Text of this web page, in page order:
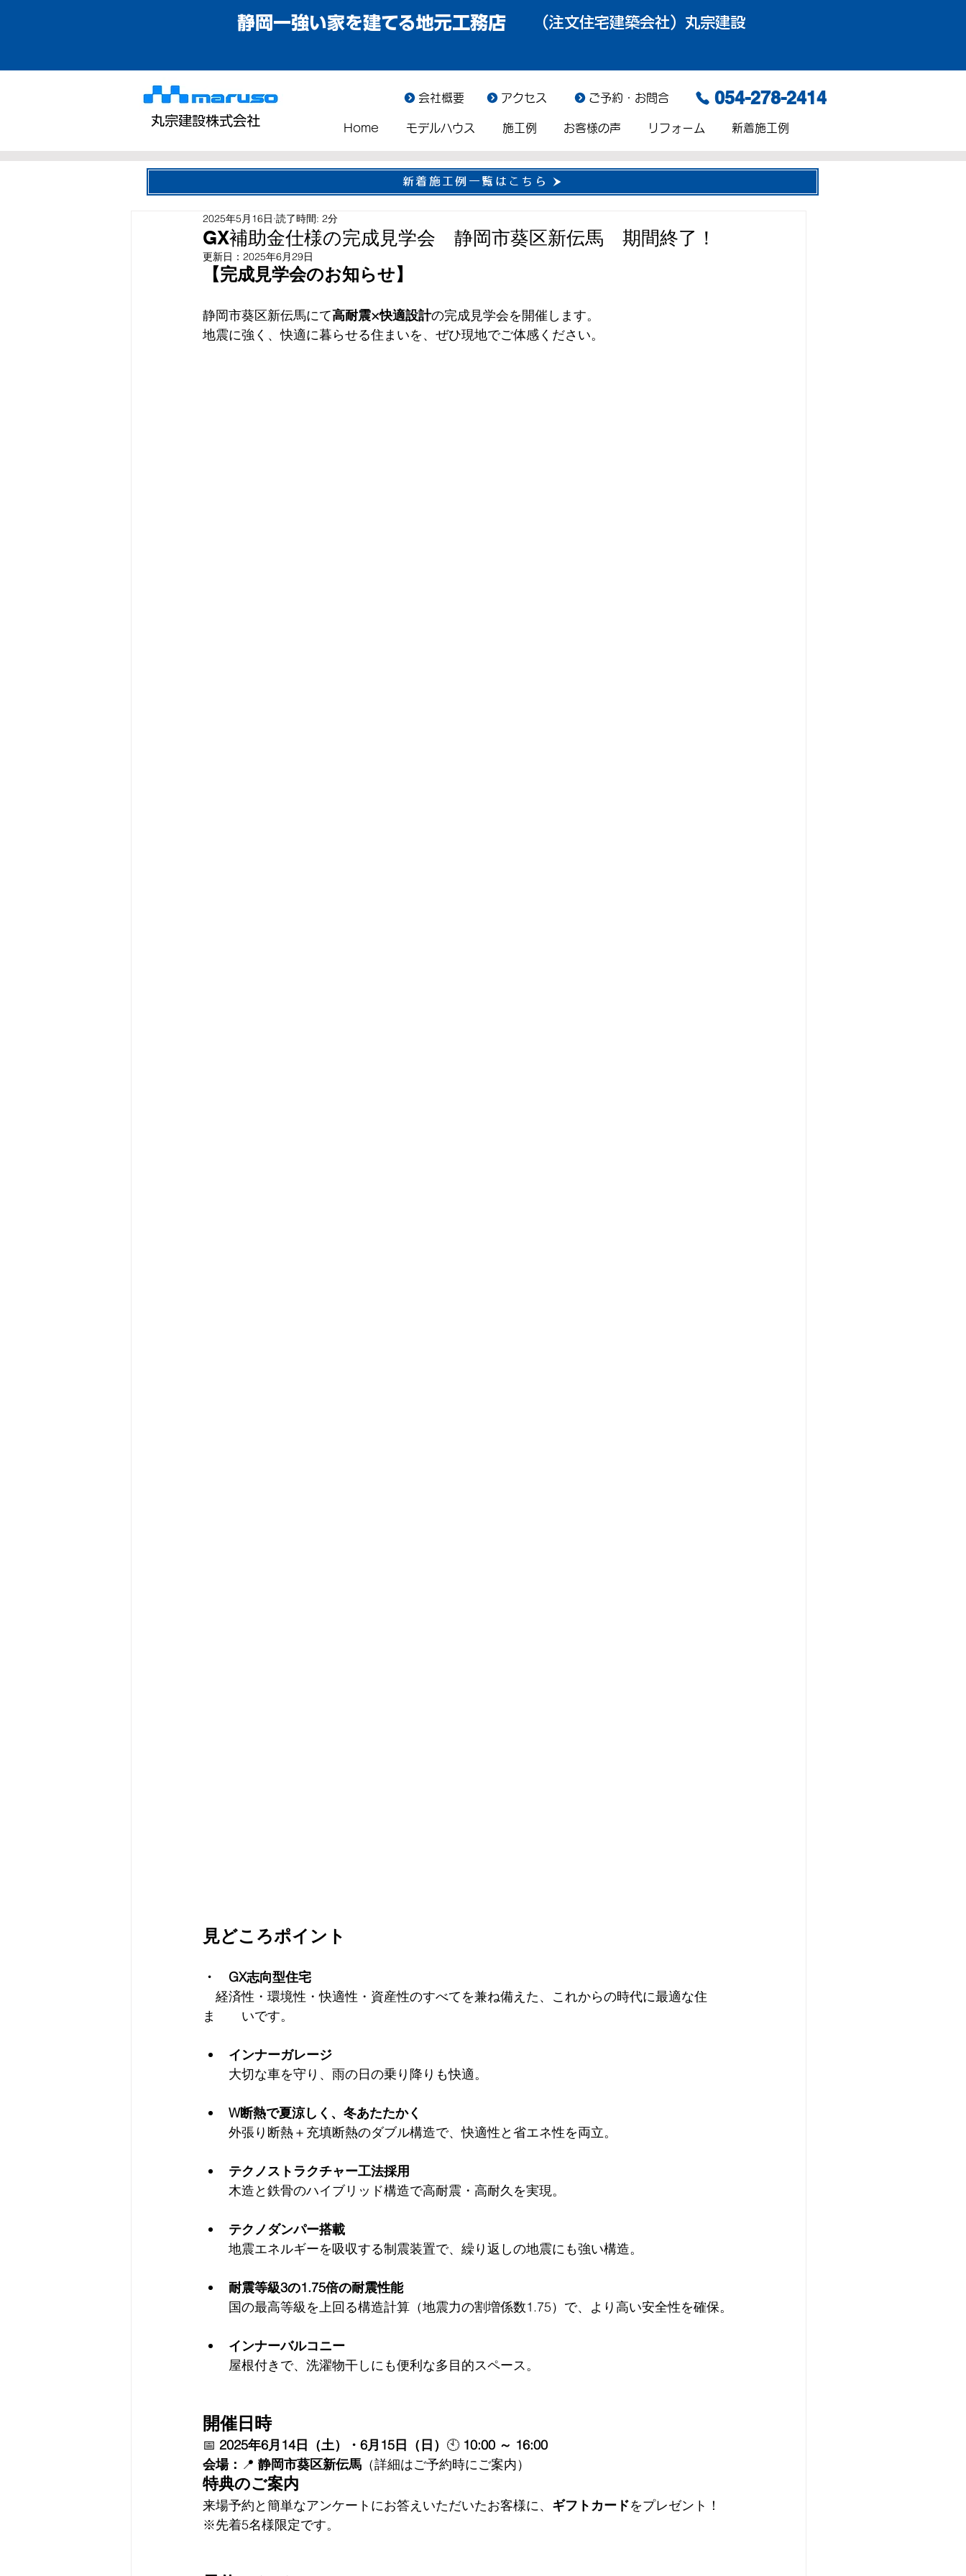
静岡一強い家を建てる地元工務店 （注文住宅建築会社）丸宗建設
丸宗建設株式会社
会社概要 アクセス ご予約・お問合 054-278-2414
Home モデルハウス 施工例 お客様の声 リフォーム 新着施工例
新着施工例一覧はこちら
GX補助金仕様の完成見学会 静岡市葵区新伝馬 期間終了！
2025年5月16日 読了時間: 2分
更新日： 2025年6月29日
【完成見学会のお知らせ】
静岡市葵区新伝馬にて高耐震×快適設計の完成見学会を開催します。
地震に強く、快適に暮らせる住まいを、ぜひ現地でご体感ください。
見どころポイント
・　GX志向型住宅
経済性・環境性・快適性・資産性のすべてを兼ね備えた、これからの時代に最適な住
ま　　いです。
インナーガレージ
大切な車を守り、雨の日の乗り降りも快適。
W断熱で夏涼しく、冬あたたかく
外張り断熱＋充填断熱のダブル構造で、快適性と省エネ性を両立。
テクノストラクチャー工法採用
木造と鉄骨のハイブリッド構造で高耐震・高耐久を実現。
テクノダンパー搭載
地震エネルギーを吸収する制震装置で、繰り返しの地震にも強い構造。
耐震等級3の1.75倍の耐震性能
国の最高等級を上回る構造計算（地震力の割増係数1.75）で、より高い安全性を確保。
インナーバルコニー
屋根付きで、洗濯物干しにも便利な多目的スペース。
開催日時
📅 2025年6月14日（土）・6月15日（日） 🕙 10:00 ～ 16:00
会場： 📍 静岡市葵区新伝馬 （詳細はご予約時にご案内）
特典のご案内
来場予約と簡単なアンケートにお答えいただいたお客様に、 ギフトカードをプレゼント！
※先着5名様限定です。